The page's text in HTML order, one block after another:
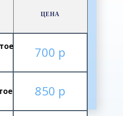
ЦЕНА
700 р
850 р